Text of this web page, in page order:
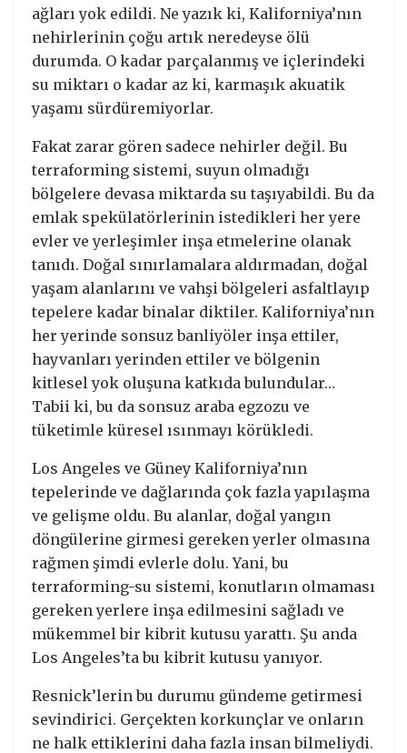
ağları yok edildi. Ne yazık ki, Kaliforniya’nın
nehirlerinin çoğu artık neredeyse ölü
durumda. O kadar parçalanmış ve içlerindeki
su miktarı o kadar az ki, karmaşık akuatik
yaşamı sürdüremiyorlar.
Fakat zarar gören sadece nehirler değil. Bu
terraforming sistemi, suyun olmadığı
bölgelere devasa miktarda su taşıyabildi. Bu da
emlak spekülatörlerinin istedikleri her yere
evler ve yerleşimler inşa etmelerine olanak
tanıdı. Doğal sınırlamalara aldırmadan, doğal
yaşam alanlarını ve vahşi bölgeleri asfaltlayıp
tepelere kadar binalar diktiler. Kaliforniya’nın
her yerinde sonsuz banliyöler inşa ettiler,
hayvanları yerinden ettiler ve bölgenin
kitlesel yok oluşuna katkıda bulundular…
Tabii ki, bu da sonsuz araba egzozu ve
tüketimle küresel ısınmayı körükledi.
Los Angeles ve Güney Kaliforniya’nın
tepelerinde ve dağlarında çok fazla yapılaşma
ve gelişme oldu. Bu alanlar, doğal yangın
döngülerine girmesi gereken yerler olmasına
rağmen şimdi evlerle dolu. Yani, bu
terraforming-su sistemi, konutların olmaması
gereken yerlere inşa edilmesini sağladı ve
mükemmel bir kibrit kutusu yarattı. Şu anda
Los Angeles’ta bu kibrit kutusu yanıyor.
Resnick’lerin bu durumu gündeme getirmesi
sevindirici. Gerçekten korkunçlar ve onların
ne halk ettiklerini daha fazla insan bilmeliydi.